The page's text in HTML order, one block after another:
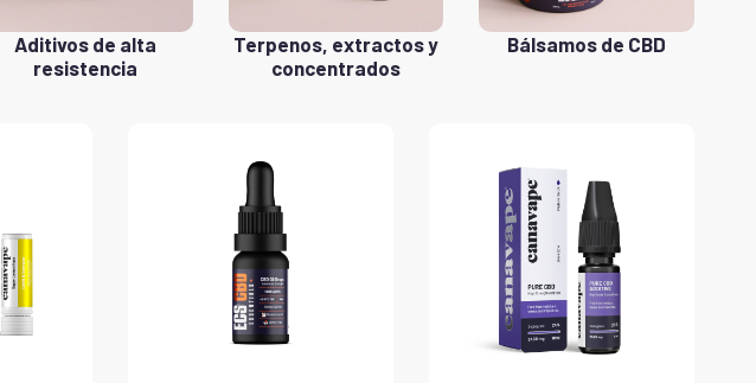
Aditivos de alta
resistencia
Terpenos, extractos y
concentrados
Bálsamos de CBD